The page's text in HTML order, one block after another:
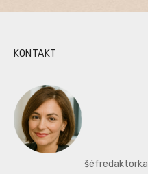
KONTAKT
šéfredaktorka